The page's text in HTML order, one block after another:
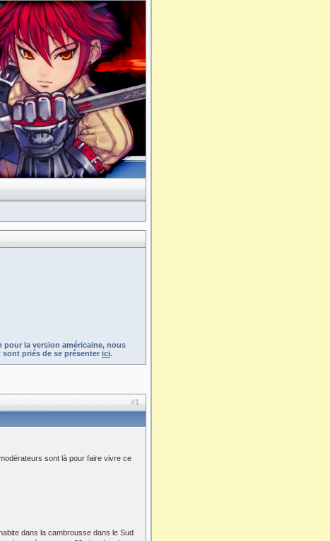
la version américaine, nous
priés de se présenter ici.
#1
sont là pour faire vivre ce
dans la cambrousse dans le Sud